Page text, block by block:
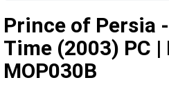
Prince of Persia
Time (2003) PC |
MOP030B